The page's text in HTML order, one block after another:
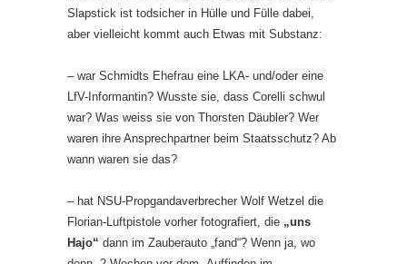
Slapstick ist todsicher in Hülle und Fülle dabei,
aber vielleicht kommt auch Etwas mit Substanz:
– war Schmidts Ehefrau eine LKA- und/oder eine
LfV-Informantin? Wusste sie, dass Corelli schwul
war? Was weiss sie von Thorsten Däubler? Wer
waren ihre Ansprechpartner beim Staatsschutz? Ab
wann waren sie das?
– hat NSU-Propgandaverbrecher Wolf Wetzel die
Florian-Luftpistole vorher fotografiert, die „uns
Hajo“ dann im Zauberauto „fand“? Wenn ja, wo